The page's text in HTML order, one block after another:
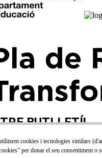
BUTLLETÍ!
cookies i tecnologies similars
per donar el seu consentiment